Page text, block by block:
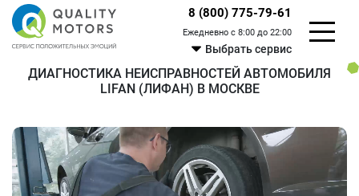
8 (800) 775-79-61
Ежедневно с 8:00 до 22:00
Выбрать сервис
ДИАГНОСТИКА НЕИСПРАВНОСТЕЙ АВТОМОБИЛЯ
LIFAN (ЛИФАН) В МОСКВЕ